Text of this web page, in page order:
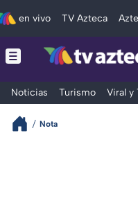
en vivo TV Azteca
Noticias Turismo Viral y
Nota